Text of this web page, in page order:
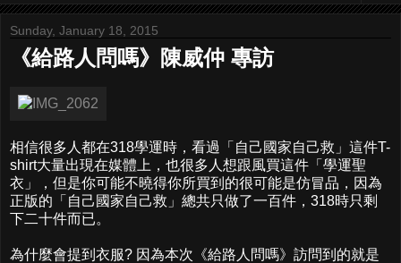
Sunday, January 18, 2015
《給路人問嗎》陳威仲 專訪
相信很多人都在318學運時，看過「自己國家自己救」這件T-
shirt大量出現在媒體上，也很多人想跟風買這件「學運聖
衣」，但是你可能不曉得你所買到的很可能是仿冒品，因為
正版的「自己國家自己救」總共只做了一百件，318時只剩
下二十件而已。
為什麼會提到衣服? 因為本次《給路人問嗎》訪問到的就是